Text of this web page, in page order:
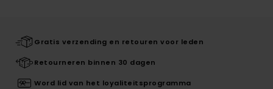
Gratis verzending en retouren voor leden
Retourneren binnen 30 dagen
Word lid van het loyaliteitsprogramma